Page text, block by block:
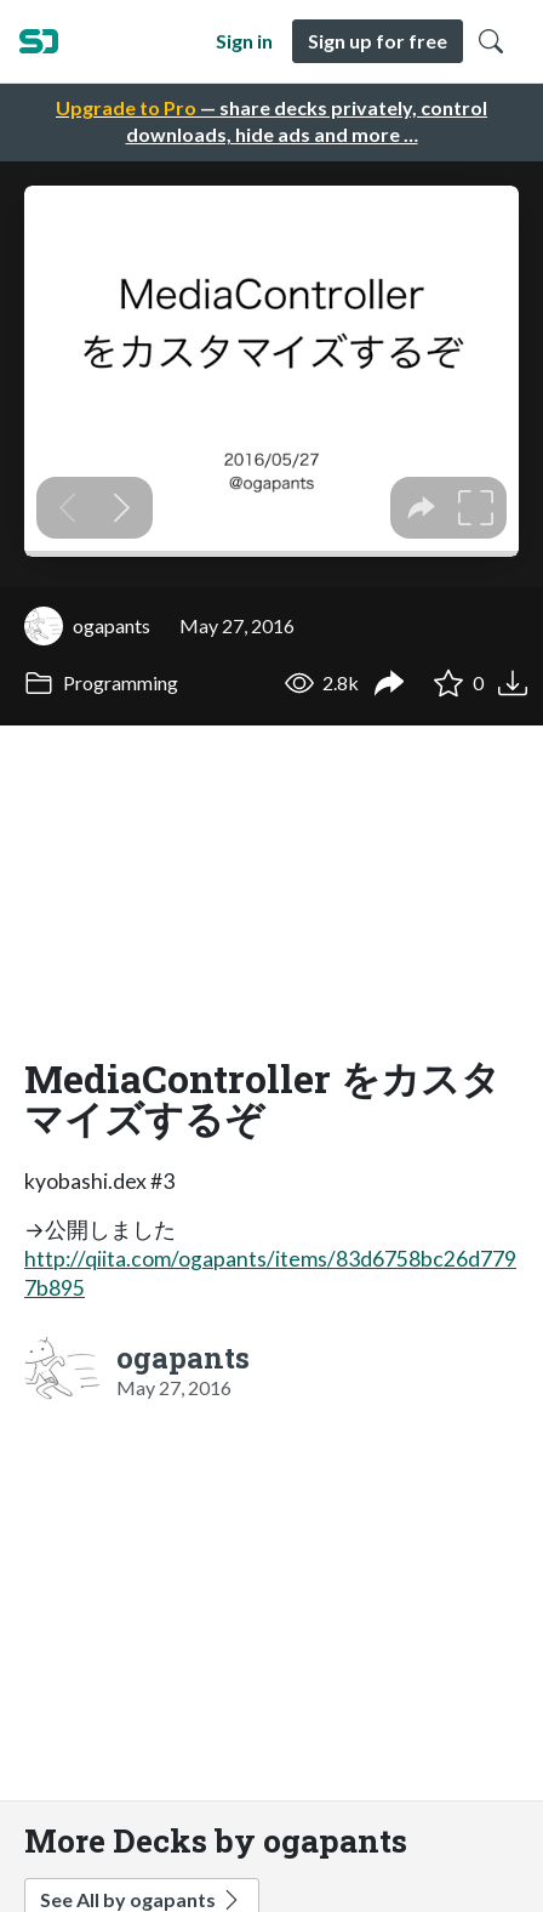
Upgrade to Pro — share decks privately, control
downloads, hide ads and more …
Sign in Sign up for free
ogapants May 27, 2016
Programming 2.8k 0
MediaController をカスタ
マイズするぞ
kyobashi.dex #3
→公開しました
http://qiita.com/ogapants/items/83d6758bc26d779
7b895
ogapants
May 27, 2016
More Decks by ogapants
See All by ogapants